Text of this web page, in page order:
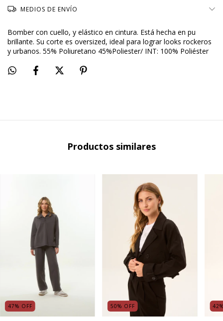
MEDIOS DE ENVÍO
Bomber con cuello, y elástico en cintura. Está hecha en pu
brillante. Su corte es oversized, ideal para lograr looks rockeros
y urbanos. 55% Poliuretano 45%Poliester/ INT: 100% Poliéster
Productos similares
47% OFF 50% OFF 42